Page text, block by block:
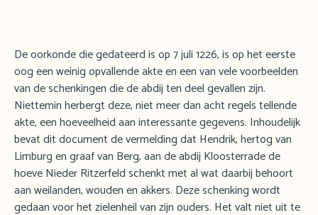
De oorkonde die gedateerd is op 7 juli 1226, is op het eerste
oog een weinig opvallende akte en een van vele voorbeelden
van de schenkingen die de abdij ten deel gevallen zijn.
Niettemin herbergt deze, niet meer dan acht regels tellende
akte, een hoeveelheid aan interessante gegevens. Inhoudelijk
bevat dit document de vermelding dat Hendrik, hertog van
Limburg en graaf van Berg, aan de abdij Kloosterrade de
hoeve Nieder Ritzerfeld schenkt met al wat daarbij behoort
aan weilanden, wouden en akkers. Deze schenking wordt
gedaan voor het zielenheil van zijn ouders. Het valt niet uit te